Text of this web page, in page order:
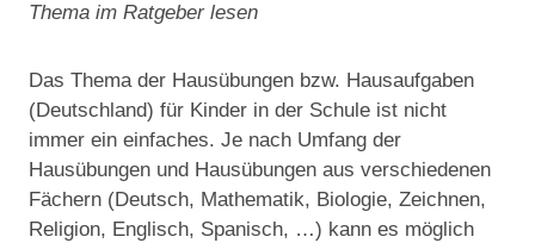
Thema im Ratgeber lesen
Das Thema der Hausübungen bzw. Hausaufgaben
(Deutschland) für Kinder in der Schule ist nicht
immer ein einfaches. Je nach Umfang der
Hausübungen und Hausübungen aus verschiedenen
Fächern (Deutsch, Mathematik, Biologie, Zeichnen,
Religion, Englisch, Spanisch, …) kann es möglich